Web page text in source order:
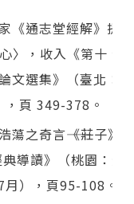
《通志堂經解》提要
〉，收入《第十、十
文選集》（臺北：萬
頁 349-378。
之奇言――《莊子》導
導讀》（桃園：元
），頁95-108。